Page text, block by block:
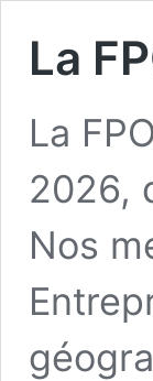
La
La
2026,
Nos